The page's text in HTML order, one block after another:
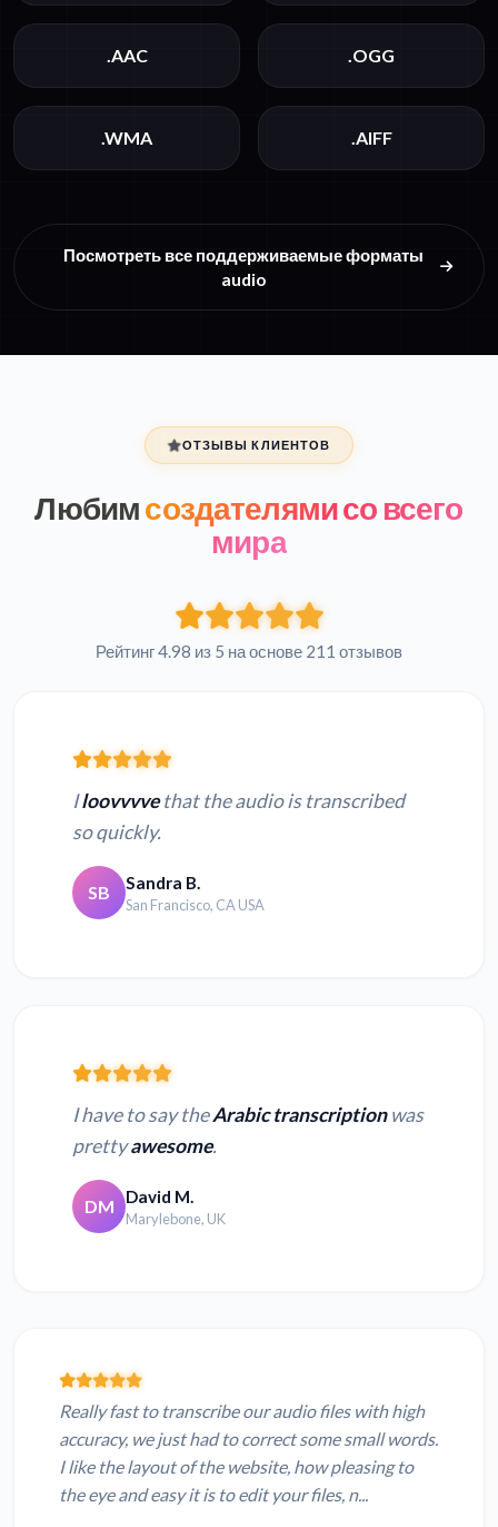
.AAC .OGG
.WMA .AIFF
Посмотреть все поддерживаемые форматы
audio
ОТЗЫВЫ КЛИЕНТОВ
Любимсоздателями со всего
мира
Рейтинг 4.98 из 5 на основе 211 отзывов
Iloovvvvethat the audio is transcribed
so quickly.
SB Sandra B.
San Francisco, CA USA
I have to say theArabic transcriptionwas
prettyawesome.
DM David M.
Marylebone, UK
Really fast to transcribe our audio files with high
accuracy, we just had to correct some small words.
I like the layout of the website, how pleasing to
the eye and easy it is to edit your files, n...